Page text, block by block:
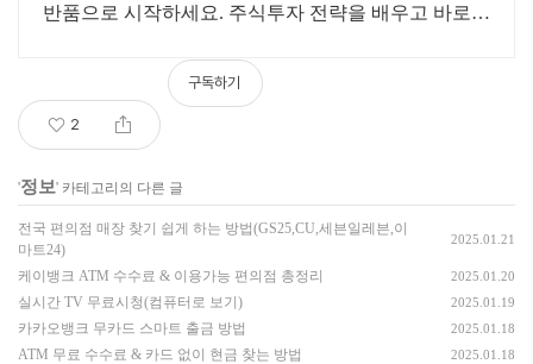
반품으로 시작하세요. 주식투자 전략을 배우고 바로
2
구독하기
'정보' 카테고리의 다른 글
전국 편의점 매장 찾기 쉽게 하는 방법(GS25,CU,세븐일레븐,이
마트24)
2025.01.21
케이뱅크 ATM 수수료 & 이용가능 편의점 총정리 2025.01.20
실시간 TV 무료시청(컴퓨터로 보기) 2025.01.19
카카오뱅크 무카드 스마트 출금 방법 2025.01.18
ATM 무료 수수료 & 카드 없이 현금 찾는 방법 2025.01.18